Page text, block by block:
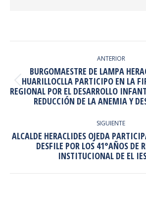
PUBLICACIONES
ANTERIOR
anterior:
BURGOMAESTRE DE LAMPA
HUARILLOCLLA PARTICIPO EN LA
REGIONAL POR EL DESARROLLO
REDUCCIÓN DE LA ANEMIA Y
SIGUIENTE
siguiente:
ALCALDE HERACLIDES OJEDA
DESFILE POR LOS 41°AÑOS DE
INSTITUCIONAL DE EL